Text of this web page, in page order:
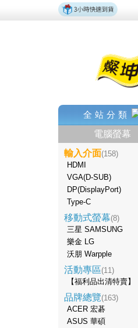
全站分類
電腦螢幕
輸入介面(158)
HDMI
VGA(D-SUB)
DP(DisplayPort)
Type-C
移動式螢幕(8)
三星 SAMSUNG
樂金 LG
沃朋 Warpple
活動專區(11)
【福利品出清特賣】
品牌總覽(163)
ACER 宏碁
ASUS 華碩